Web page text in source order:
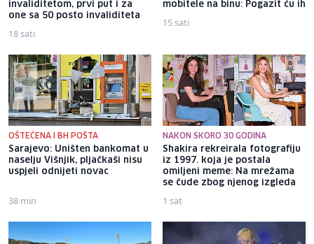
invaliditetom, prvi put i za
one sa 50 posto invaliditeta
18 sati
mobitele na binu: Pogazit ću ih
15 sati
OŠTEĆENA I BH POŠTA
Sarajevo: Uništen bankomat u
naselju Višnjik, pljačkaši nisu
uspjeli odnijeti novac
38 min
NAKON SKORO 30 GODINA
Shakira rekreirala fotografiju
iz 1997. koja je postala
omiljeni meme: Na mrežama
se čude zbog njenog izgleda
1 sat